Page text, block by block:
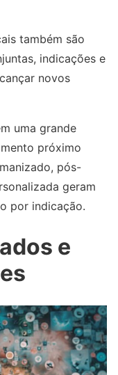
também são
indicações e
novos
uma grande
próximo
pós-
geram
por indicação.
e